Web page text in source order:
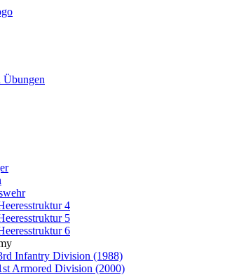
Übungen
4
5
6
Infantry Division (1988)
Armored Division (2000)